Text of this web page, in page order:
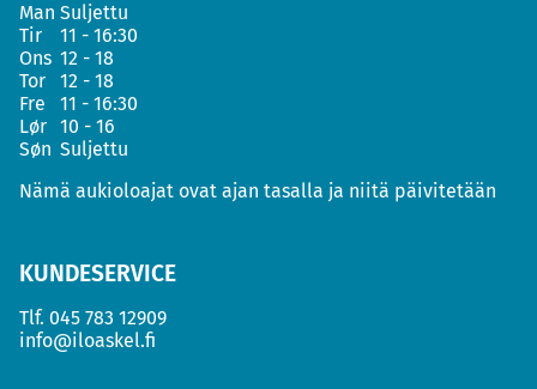
Man Suljettu
Tir
11 - 16:30
Ons 12 - 18
Tor
12 - 18
Fre
11 - 16:30
Lør 10 - 16
Søn Suljettu
Nämä aukioloajat ovat ajan tasalla ja niitä päivitetään
KUNDESERVICE
Tlf. 045 783 12909
info@iloaskel.fi